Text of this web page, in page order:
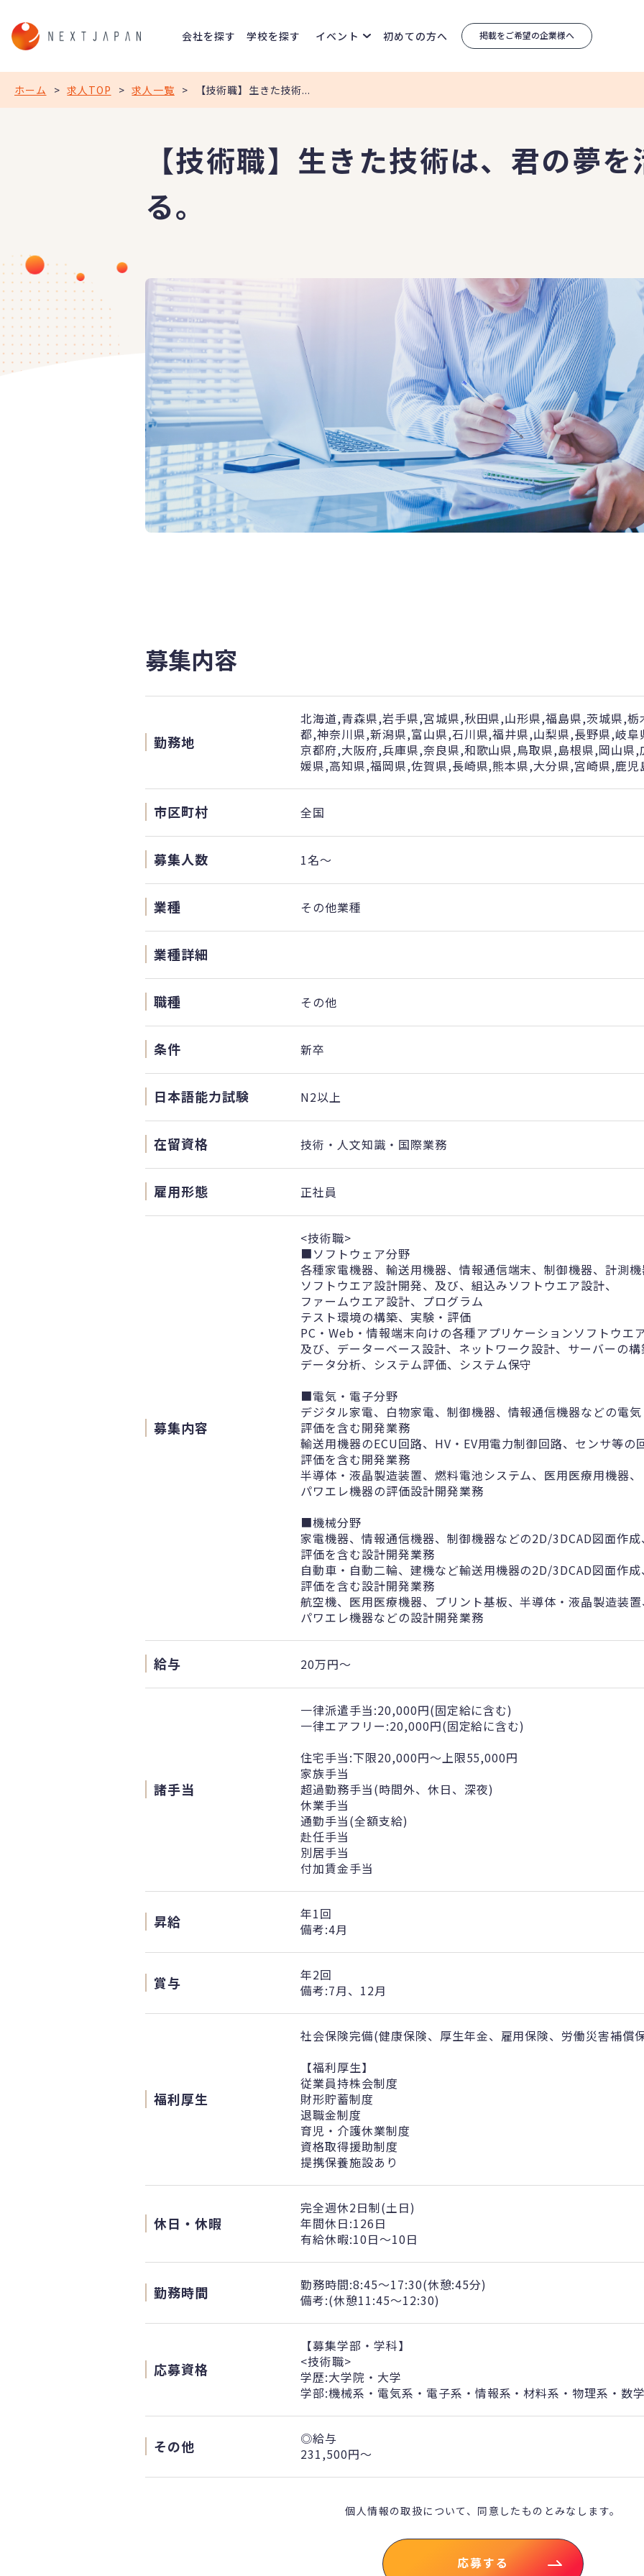
会社を探す 学校を探す イベント 初めての方へ 掲載をご希望の企業様へ
ホーム > 求人TOP > 求人一覧 > 【技術職】生きた技術...
【技術職】生きた技術は、君の夢
る。
募集内容
勤務地
北海道,青森県,岩手県,宮城県,秋田県,山形県,福島県,茨城県,
都,神奈川県,新潟県,富山県,石川県,福井県,山梨県,長野県,岐
京都府,大阪府,兵庫県,奈良県,和歌山県,鳥取県,島根県,岡山県
媛県,高知県,福岡県,佐賀県,長崎県,熊本県,大分県,宮崎県,鹿児
市区町村 全国
募集人数 1名～
業種 その他業種
業種詳細
職種 その他
条件 新卒
日本語能力試験 N2以上
在留資格 技術・人文知識・国際業務
雇用形態 正社員
募集内容
<技術職>
■ソフトウェア分野
各種家電機器、輸送用機器、情報通信端末、制御機器、計測
ソフトウエア設計開発、及び、組込みソフトウエア設計、
ファームウエア設計、プログラム
テスト環境の構築、実験・評価
PC・Web・情報端末向けの各種アプリケーションソフトウエ
及び、データーベース設計、ネットワーク設計、サーバーの構
データ分析、システム評価、システム保守
■電気・電子分野
デジタル家電、白物家電、制御機器、情報通信機器などの電気
評価を含む開発業務
輸送用機器のECU回路、HV・EV用電力制御回路、センサ等の
評価を含む開発業務
半導体・液晶製造装置、燃料電池システム、医用医療用機器、
パワエレ機器の評価設計開発業務
■機械分野
家電機器、情報通信機器、制御機器などの2D/3DCAD図面作成
評価を含む設計開発業務
自動車・自動二輪、建機など輸送用機器の2D/3DCAD図面作成
評価を含む設計開発業務
航空機、医用医療機器、プリント基板、半導体・液晶製造装置
パワエレ機器などの設計開発業務
給与 20万円〜
諸手当
一律派遣手当:20,000円(固定給に含む)
一律エアフリー:20,000円(固定給に含む)
住宅手当:下限20,000円～上限55,000円
家族手当
超過勤務手当(時間外、休日、深夜)
休業手当
通勤手当(全額支給)
赴任手当
別居手当
付加賃金手当
昇給
年1回
備考:4月
賞与
年2回
備考:7月、12月
福利厚生
社会保険完備(健康保険、厚生年金、雇用保険、労働災害補償
【福利厚生】
従業員持株会制度
財形貯蓄制度
退職金制度
育児・介護休業制度
資格取得援助制度
提携保養施設あり
休日・休暇
完全週休2日制(土日)
年間休日:126日
有給休暇:10日～10日
勤務時間
勤務時間:8:45～17:30(休憩:45分)
備考:(休憩11:45～12:30)
応募資格
【募集学部・学科】
<技術職>
学歴:大学院・大学
学部:機械系・電気系・電子系・情報系・材料系・物理系・数
その他
◎給与
231,500円～
個人情報の取扱について、 同意したものとみなします。
応募する